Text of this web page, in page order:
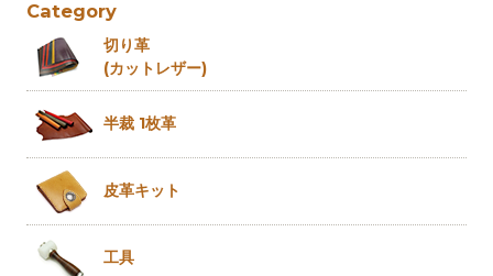
Category
切り革
(カットレザー)
半裁 1枚革
皮革キット
工具